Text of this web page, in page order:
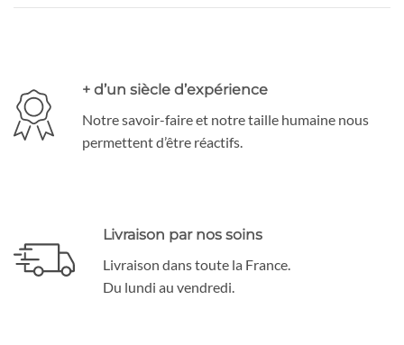
+ d’un siècle d’expérience
Notre savoir-faire et notre taille humaine nous
permettent d’être réactifs.
Livraison par nos soins
Livraison dans toute la France.
Du lundi au vendredi.